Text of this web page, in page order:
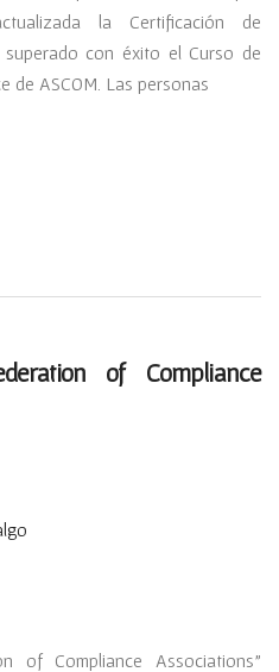
la Certificación de
superado con éxito el Curso de
de ASCOM. Las personas
of Compliance
of Compliance Associations”